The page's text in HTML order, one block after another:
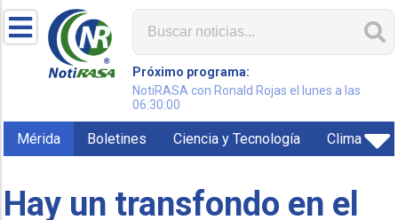
Próximo programa:
NotiRASA con Ronald Rojas el lunes a las
06:30:00
Mérida Boletines Ciencia y Tecnología Clima
Hay un transfondo en el